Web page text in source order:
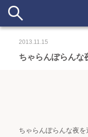
ちゃらんぽらんな
2013.11.15
ちゃらんぽらんな夜を